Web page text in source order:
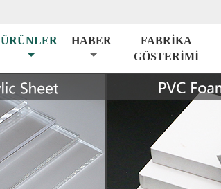
ÜRÜNLER HABER
FABRİKA
GÖSTERİMİ